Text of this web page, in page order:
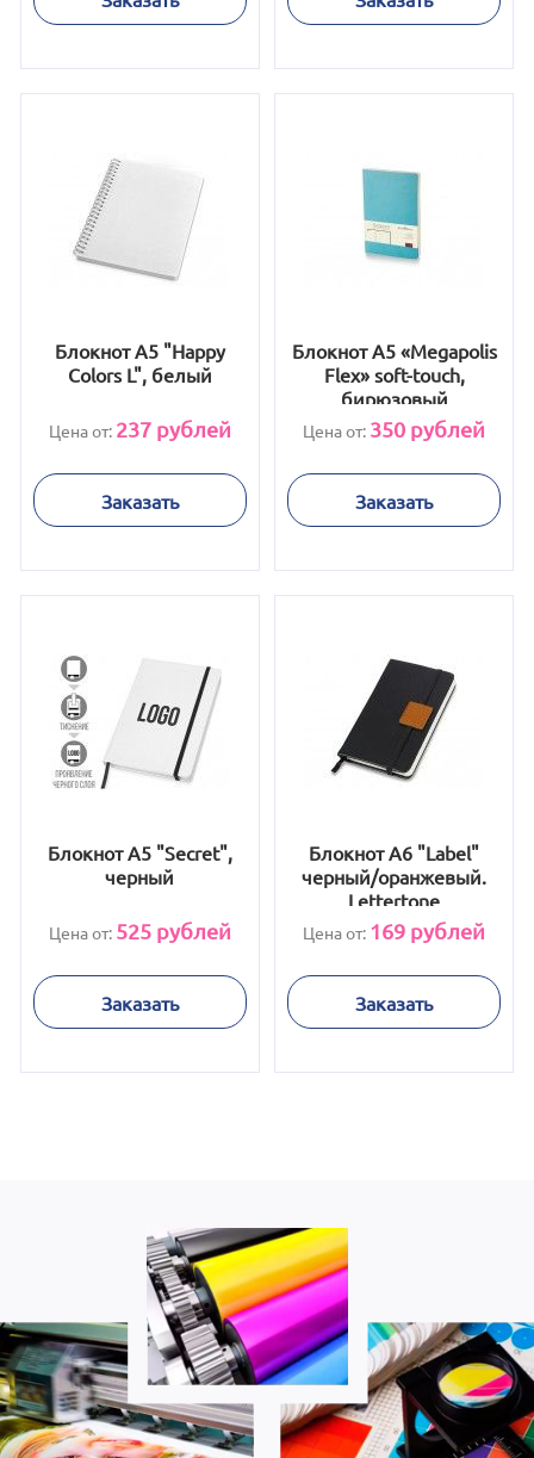
Блокнот А5 "Happy
Colors L", белый
Цена от: 237рублей
Заказать
Блокнот А5 «Megapolis
Flex» soft-touch,
бирюзовый
Цена от: 350 рублей
Заказать
Блокнот А5 "Secret",
черный
Цена от: 525рублей
Заказать
Блокнот А6 "Label"
черный/оранжевый.
Lettertone
Цена от: 169 рублей
Заказать